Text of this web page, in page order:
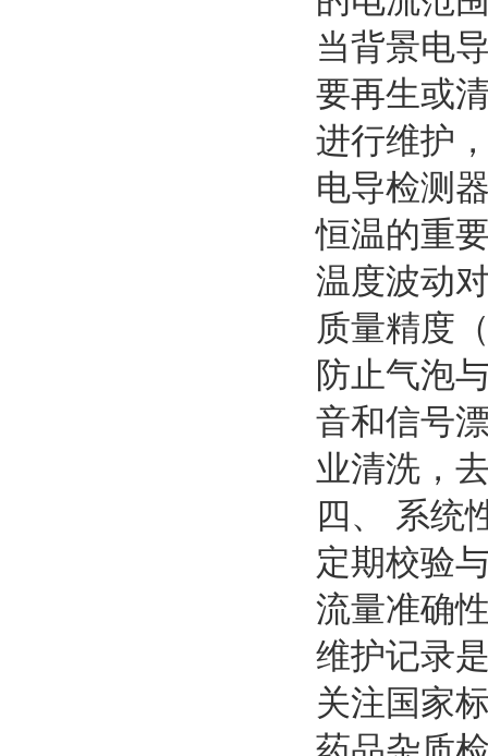
当背景电
要再生或
进行维护
电导检测
恒温的重
温度波动
质量精度
防止气泡
音和信号
业清洗，
四、 系统
定期校验
流量准确
维护记录
关注国家